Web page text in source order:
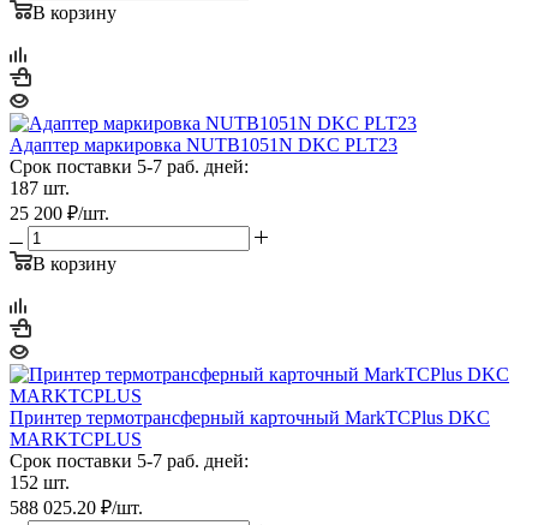
В корзину
Адаптер маркировка NUTB1051N DKC PLT23
Срок поставки 5-7 раб. дней:
187 шт.
25 200 ₽/шт.
В корзину
Принтер термотрансферный карточный MarkTCPlus DKC
MARKTCPLUS
Срок поставки 5-7 раб. дней:
152 шт.
588 025.20 ₽/шт.